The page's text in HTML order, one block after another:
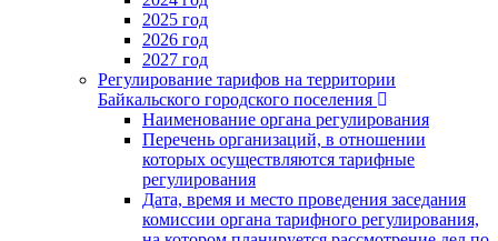
2025 год
2026 год
2027 год
Регулирование тарифов на территории
Байкальского городского поселения
Наименование органа регулирования
Перечень организаций, в отношении
которых осуществляются тарифные
регулирования
Дата, время и место проведения заседания
комиссии органа тарифного регулирования,